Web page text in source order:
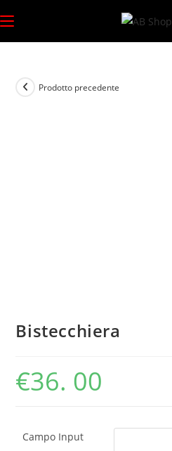
al
contenuto
Prodotto precedente
Bistecchiera
€36. 00
Campo Input